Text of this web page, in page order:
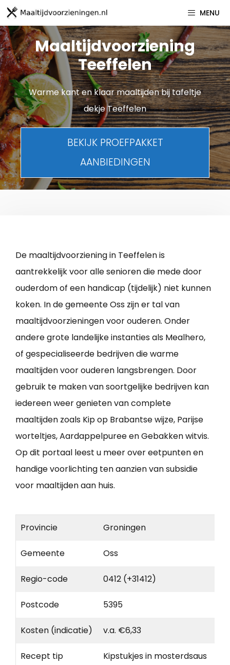
Spring
naar
inhoud
MENU
Maaltijdvoorziening
Teeffelen
Warme kant en klaar maaltijden bij tafeltje
dekje Teeffelen
BEKIJK PROEFPAKKET
AANBIEDINGEN
De maaltijdvoorziening in Teeffelen is
aantrekkelijk voor alle senioren die mede door
ouderdom of een handicap (tijdelijk) niet kunnen
koken. In de gemeente Oss zijn er tal van
maaltijdvoorzieningen voor ouderen. Onder
andere grote landelijke instanties als Mealhero,
of gespecialiseerde bedrijven die warme
maaltijden voor ouderen langsbrengen. Door
gebruik te maken van soortgelijke bedrijven kan
iedereen weer genieten van complete
maaltijden zoals Kip op Brabantse wijze, Parijse
worteltjes, Aardappelpuree en Gebakken witvis.
Op dit portaal leest u meer over eetpunten en
handige voorlichting ten aanzien van subsidie
voor maaltijden aan huis.
Provincie Groningen
Gemeente Oss
Regio-code 0412 (+31412)
Postcode 5395
Kosten (indicatie) v.a. €6,33
Recept tip Kipstukjes in mosterdsaus